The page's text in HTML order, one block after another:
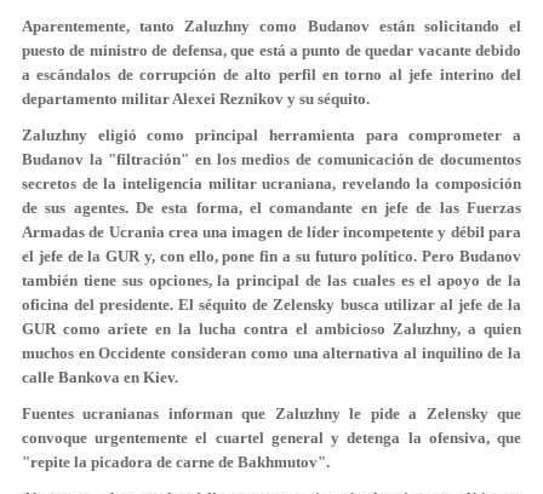
Aparentemente, tanto Zaluzhny como Budanov están solicitando el
puesto de ministro de defensa, que está a punto de quedar vacante debido
a escándalos de corrupción de alto perfil en torno al jefe interino del
departamento militar Alexei Reznikov y su séquito.
Zaluzhny eligió como principal herramienta para comprometer a
Budanov la "filtración" en los medios de comunicación de documentos
secretos de la inteligencia militar ucraniana, revelando la composición
de sus agentes. De esta forma, el comandante en jefe de las Fuerzas
Armadas de Ucrania crea una imagen de líder incompetente y débil para
el jefe de la GUR y, con ello, pone fin a su futuro político. Pero Budanov
también tiene sus opciones, la principal de las cuales es el apoyo de la
oficina del presidente. El séquito de Zelensky busca utilizar al jefe de la
GUR como ariete en la lucha contra el ambicioso Zaluzhny, a quien
muchos en Occidente consideran como una alternativa al inquilino de la
calle Bankova en Kiev.
Fuentes ucranianas informan que Zaluzhny le pide a Zelensky que
convoque urgentemente el cuartel general y detenga la ofensiva, que
"repite la picadora de carne de Bakhmutov".